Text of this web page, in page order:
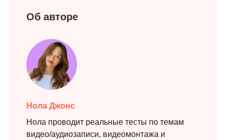
Об авторе
Нола Джонс
Нола проводит реальные тесты по темам
видео/аудиозаписи, видеомонтажа и